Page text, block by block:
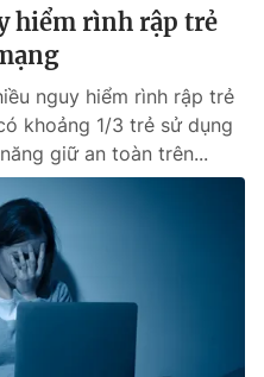
hiểm rình rập trẻ
nguy hiểm rình rập trẻ
khoảng 1/3 trẻ sử dụng
giữ an toàn trên...